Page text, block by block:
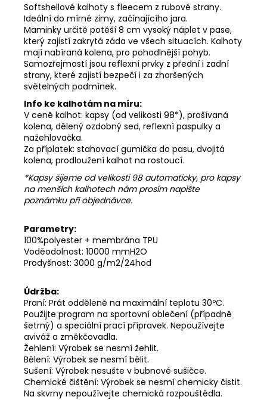
Softshellové kalhoty s fleecem z rubové strany.
Ideální do mírné zimy, začínajícího jara.
Maminky určitě potěší 8 cm vysoký náplet v pase,
který zajistí zakrytá záda ve všech situacích. Kalhoty
mají nabíraná kolena, pro pohodlnější pohyb.
Samozřejmostí jsou reflexní prvky z přední i zadní
strany, které zajistí bezpečí i za zhoršených
světelných podmínek.
Info ke kalhotám na míru:
V ceně kalhot: kapsy (od velikosti 98*), prošívaná
kolena, dělený ozdobný sed, reflexní paspulky a
nažehlovačka.
Za příplatek: stahovací gumička do pasu, dvojitá
kolena, prodloužení kalhot na rostoucí.
*Kapsy šijeme od velikosti 98 automaticky, pro kapsy
na menších kalhotech nám prosím napište
poznámku při objednávce.
Parametry:
100%polyester + membrána TPU
Voděodolnost: 10000 mmH2O
Prodyšnost: 3000 g/m2/24hod
Údržba:
Praní: Prát odděleně na maximální teplotu 30ºC.
Použijte program na sportovní oblečení (případně
šetrný) a speciální prací přípravek. Nepoužívejte
aviváž a změkčovadla.
Žehlení: Výrobek se nesmí žehlit.
Bělení: Výrobek se nesmí bělit.
Sušení: Výrobek nesušte v bubnové sušičce.
Chemické čištění: Výrobek se nesmí chemicky čistit.
Na skvrny nepoužívejte chemická rozpouštědla.